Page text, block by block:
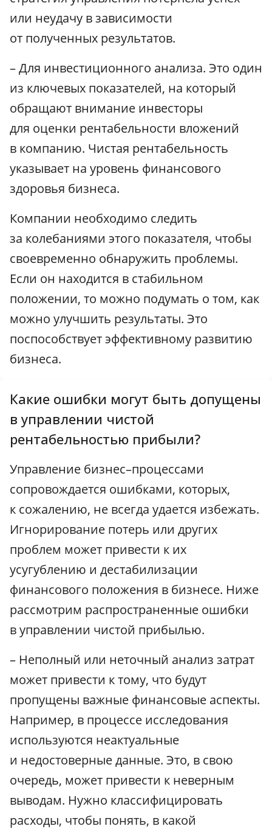
или неудачу в зависимости
от полученных результатов.
– Для инвестиционного анализа. Это один
из ключевых показателей, на который
обращают внимание инвесторы
для оценки рентабельности вложений
в компанию. Чистая рентабельность
указывает на уровень финансового
здоровья бизнеса.
Компании необходимо следить
за колебаниями этого показателя, чтобы
своевременно обнаружить проблемы.
Если он находится в стабильном
положении, то можно подумать о том, как
можно улучшить результаты. Это
поспособствует эффективному развитию
бизнеса.
Какие ошибки могут быть допущены
в управлении чистой
рентабельностью прибыли?
Управление бизнес–процессами
сопровождается ошибками, которых,
к сожалению, не всегда удается избежать.
Игнорирование потерь или других
проблем может привести к их
усугублению и дестабилизации
финансового положения в бизнесе. Ниже
рассмотрим распространенные ошибки
в управлении чистой прибылью.
– Неполный или неточный анализ затрат
может привести к тому, что будут
пропущены важные финансовые аспекты.
Например, в процессе исследования
используются неактуальные
и недостоверные данные. Это, в свою
очередь, может привести к неверным
выводам. Нужно классифицировать
расходы, чтобы понять, в какой